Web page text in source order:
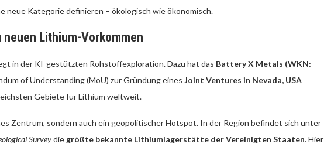
neue Kategorie definieren – ökologisch wie ökonomisch.
Lithium-Vorkommen
in der KI-gestützten Rohstoffexploration. Dazu hat das Battery X Metals (WKN:
of Understanding (MoU) zur Gründung eines Joint Ventures in Nevada, USA
Gebiete für Lithium weltweit.
Zentrum, sondern auch ein geopolitischer Hotspot. In der Region befindet sich unter
Surveydie größte bekannte Lithiumlagerstätte der Vereinigten Staaten. Hier